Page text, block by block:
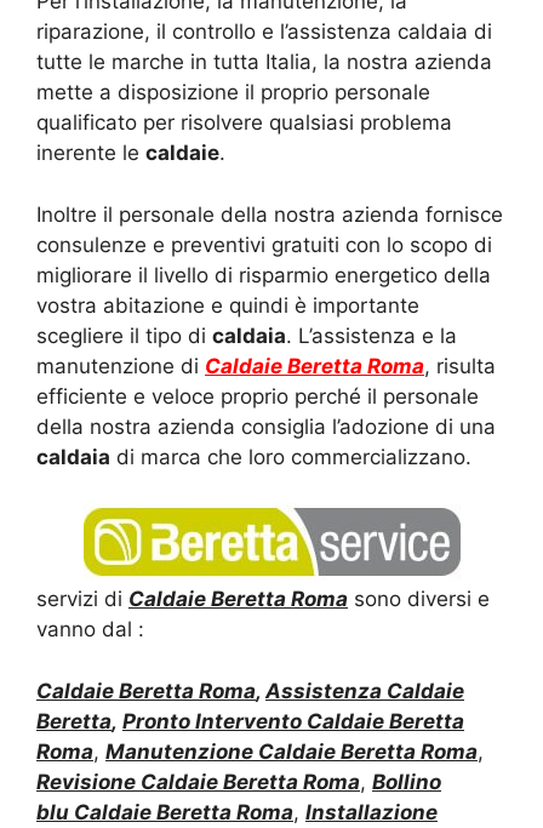
riparazione, il controllo e l’assistenza caldaia di
tutte le marche in tutta Italia, la nostra azienda
mette a disposizione il proprio personale
qualificato per risolvere qualsiasi problema
inerente le caldaie.
Inoltre il personale della nostra azienda fornisce
consulenze e preventivi gratuiti con lo scopo di
migliorare il livello di risparmio energetico della
vostra abitazione e quindi è importante
scegliere il tipo di caldaia. L’assistenza e la
manutenzione di Caldaie Beretta Roma, risulta
efficiente e veloce proprio perché il personale
della nostra azienda consiglia l’adozione di una
caldaia di marca che loro commercializzano.
servizi di Caldaie Beretta Roma sono diversi e
vanno dal :
Caldaie Beretta Roma, Assistenza Caldaie
Beretta, Pronto Intervento Caldaie Beretta
Roma, Manutenzione Caldaie Beretta Roma,
Revisione Caldaie Beretta Roma, Bollino
blu Caldaie Beretta Roma, Installazione